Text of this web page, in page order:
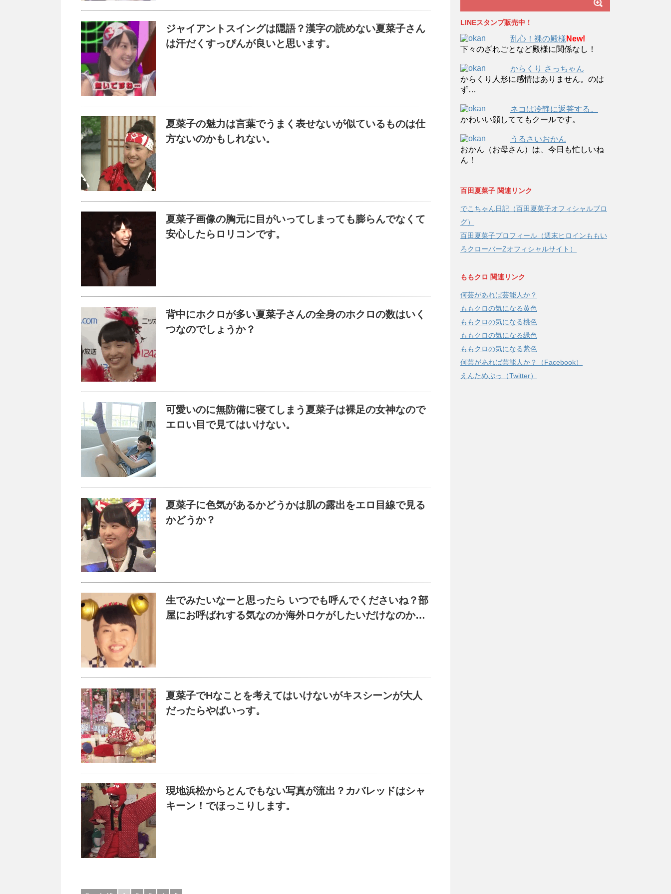
ジャイアントスイングは隠語？漢字の読めない夏菜子さん
は汗だくすっぴんが良いと思います。
夏菜子の魅力は言葉でうまく表せないが似ているものは仕
方ないのかもしれない。
夏菜子画像の胸元に目がいってしまっても膨らんでなくて
安心したらロリコンです。
背中にホクロが多い夏菜子さんの全身のホクロの数はいく
つなのでしょうか？
可愛いのに無防備に寝てしまう夏菜子は裸足の女神なので
エロい目で見てはいけない。
夏菜子に色気があるかどうかは肌の露出をエロ目線で見る
かどうか？
生でみたいなーと思ったら いつでも呼んでくださいね？部
屋にお呼ばれする気なのか海外ロケがしたいだけなのか…
夏菜子でHなことを考えてはいけないがキスシーンが大人
だったらやばいっす。
現地浜松からとんでもない写真が流出？カバレッドはシャ
キーン！でほっこりします。
LINEスタンプ販売中！
乱心！裸の殿様 New!
下々のざれごとなど殿様に関係なし！
からくり さっちゃん
からくり人形に感情はありません。のは
ず…
ネコは冷静に返答する。
かわいい顔しててもクールです。
うるさいおかん
おかん（お母さん）は、今日も忙しいね
ん！
百田夏菜子 関連リンク
でこちゃん日記（百田夏菜子オフィシャルブロ
グ）
百田夏菜子プロフィール（週末ヒロインももい
ろクローバーZオフィシャルサイト）
ももクロ 関連リンク
何芸があれば芸能人か？
ももクロの気になる黄色
ももクロの気になる桃色
ももクロの気になる緑色
ももクロの気になる紫色
何芸があれば芸能人か？（Facebook）
えんためぷっ（Twitter）